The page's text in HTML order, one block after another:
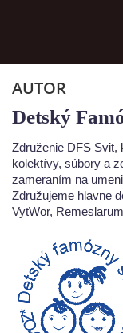
ÚVOD
ZÁUJMOVÉ ÚTVARY
AKO SA STAŤ
AKTIVITY
ORGÁNY
AUTOR
Detský
Združenie DFS Svit,
kolektívy, súbory a
zameraním na
Združujeme hlavne
VytWor,